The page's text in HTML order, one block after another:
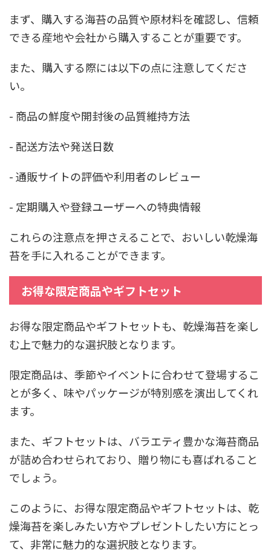
まず、購入する海苔の品質や原材料を確認し、信頼
できる産地や会社から購入することが重要です。
また、購入する際には以下の点に注意してくださ
い。
- 商品の鮮度や開封後の品質維持方法
- 配送方法や発送日数
- 通販サイトの評価や利用者のレビュー
- 定期購入や登録ユーザーへの特典情報
これらの注意点を押さえることで、おいしい乾燥海
苔を手に入れることができます。
お得な限定商品やギフトセット
お得な限定商品やギフトセットも、乾燥海苔を楽し
む上で魅力的な選択肢となります。
限定商品は、季節やイベントに合わせて登場するこ
とが多く、味やパッケージが特別感を演出してくれ
ます。
また、ギフトセットは、バラエティ豊かな海苔商品
が詰め合わせられており、贈り物にも喜ばれること
でしょう。
このように、お得な限定商品やギフトセットは、乾
燥海苔を楽しみたい方やプレゼントしたい方にとっ
て、非常に魅力的な選択肢となります。